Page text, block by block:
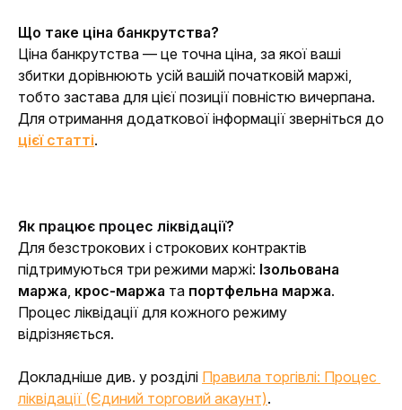
Що таке ціна банкрутства?
Ціна банкрутства — це точна ціна, за якої ваші
збитки дорівнюють усій вашій початковій маржі,
тобто застава для цієї позиції повністю вичерпана.
цієї статті.
Як працює процес ліквідації?
Для безстрокових і строкових контрактів
підтримуються три режими маржі: Ізольована
маржа крос-маржа та портфельна маржа.
Процес ліквідації для кожного режиму
відрізняється.
Докладніше див. у розділі Правила торгівлі: Процес
ліквідації (Єдиний торговий акаунт).